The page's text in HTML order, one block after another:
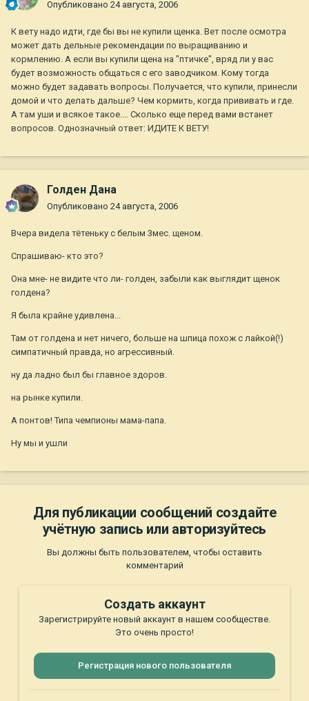
Опубликовано 24 августа, 2006
К вету надо идти, где бы вы не купили щенка. Вет после осмотра
может дать дельные рекомендации по выращиванию и
кормлению. А если вы купили щена на "птичке", вряд ли у вас
будет возможность общаться с его заводчиком. Кому тогда
можно будет задавать вопросы. Получается, что купили, принесли
домой и что делать дальше? Чем кормить, когда прививать и где.
А там уши и всякое такое.... Сколько еще перед вами встанет
вопросов. Однозначный ответ: ИДИТЕ К ВЕТУ!
Голден Дана
Опубликовано 24 августа, 2006
Вчера видела тётеньку с белым 3мес. щеном.
Спрашиваю- кто это?
Она мне- не видите что ли- голден, забыли как выглядит щенок
голдена?
Я была крайне удивлена...
Там от голдена и нет ничего, больше на шпица похож с лайкой(!)
симпатичный правда, но агрессивный.
ну да ладно был бы главное здоров.
на рынке купили.
А понтов! Типа чемпионы мама-папа.
Ну мы и ушли
Для публикации сообщений создайте
учётную запись или авторизуйтесь
Вы должны быть пользователем, чтобы оставить
комментарий
Создать аккаунт
Зарегистрируйте новый аккаунт в нашем сообществе.
Это очень просто!
Регистрация нового пользователя